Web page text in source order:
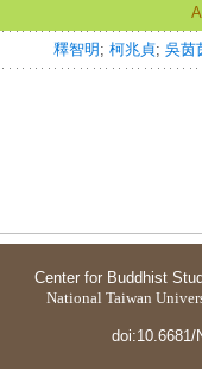
釋智明 ; 柯兆貞; 吳茵
Center for Buddhist
National Taiwan
doi:10.6681/